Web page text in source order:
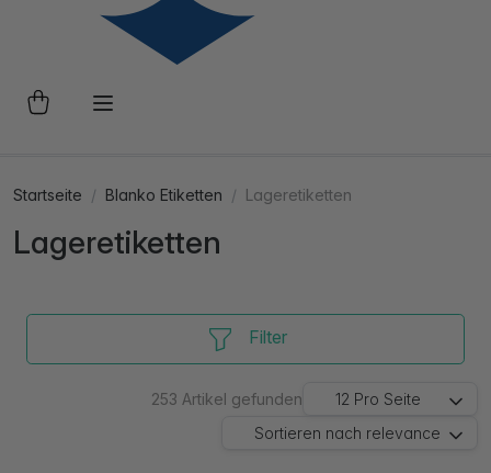
Startseite Blanko Etiketten Lageretiketten
Lageretiketten
Filter
253 Artikel gefunden 12 Pro Seite
Sortieren nach relevance